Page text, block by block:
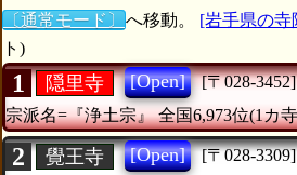
〔通常モード〕 へ移動。 [岩手県の寺
ト)
1 隠里寺 [Open] [〒028-3452]
宗派名=『浄土宗』 全国6,973位(1カ
2 覺王寺 [Open] [〒028-3309]